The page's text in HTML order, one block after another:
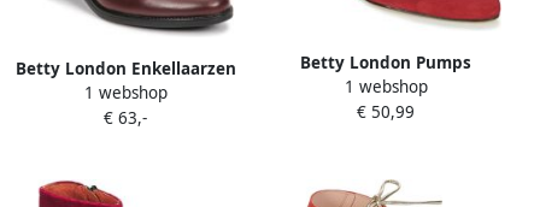
Betty London Enkellaarzen
PANDINA
1 webshop
€ 63,-
Betty London Pumps
NESLIE
1 webshop
€ 50,99